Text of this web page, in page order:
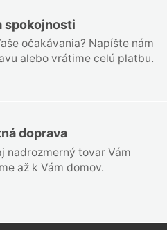
spokojnosti
očakávania? Napíšte nám
alebo vrátime celú platbu.
doprava
nadrozmerný tovar Vám
až k Vám domov.